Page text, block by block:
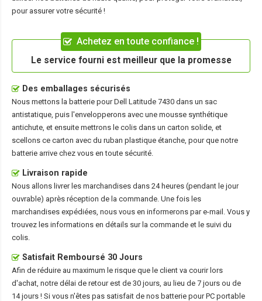
pour assurer votre sécurité !
Achetez en toute confiance !
Le service fourni est meilleur que la promesse
Des emballages sécurisés
Nous mettons la batterie pour Dell Latitude 7430 dans un sac
antistatique, puis l'envelopperons avec une mousse synthétique
antichute, et ensuite mettrons le colis dans un carton solide, et
scellons ce carton avec du ruban plastique étanche, pour que notre
batterie arrive chez vous en toute sécurité.
Livraison rapide
Nous allons livrer les marchandises dans 24 heures (pendant le jour
ouvrable) après réception de la commande. Une fois les
marchandises expédiées, nous vous en informerons par e-mail. Vous y
trouvez les informations en détails sur la commande et le suivi du
colis.
Satisfait Remboursé 30 Jours
Afin de réduire au maximum le risque que le client va courir lors
d'achat, notre délai de retour est de 30 jours, au lieu de 7 jours ou de
14 jours ! Si vous n'êtes pas satisfait de nos batterie pour PC portable